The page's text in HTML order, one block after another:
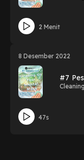
2 Menit
8 Desember 2022
#7
47s